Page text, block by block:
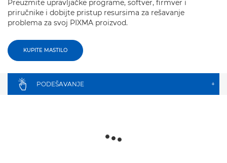
Preuzmite upravljačke programe, softver, firmver i
priručnike i dobijte pristup resursima za rešavanje
problema za svoj PIXMA proizvod.
KUPITE MASTILO
PODEŠAVANJE +